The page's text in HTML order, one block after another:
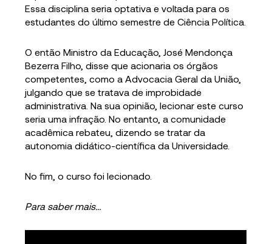
Essa disciplina seria optativa e voltada para os
estudantes do último semestre de Ciência Política.
O então Ministro da Educação, José Mendonça
Bezerra Filho, disse que acionaria os órgãos
competentes, como a Advocacia Geral da União,
julgando que se tratava de improbidade
administrativa. Na sua opinião, lecionar este curso
seria uma infração. No entanto, a comunidade
acadêmica rebateu, dizendo se tratar da
autonomia didático-científica da Universidade.
No fim, o curso foi lecionado.
Para saber mais…